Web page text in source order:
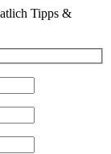
Tipps &